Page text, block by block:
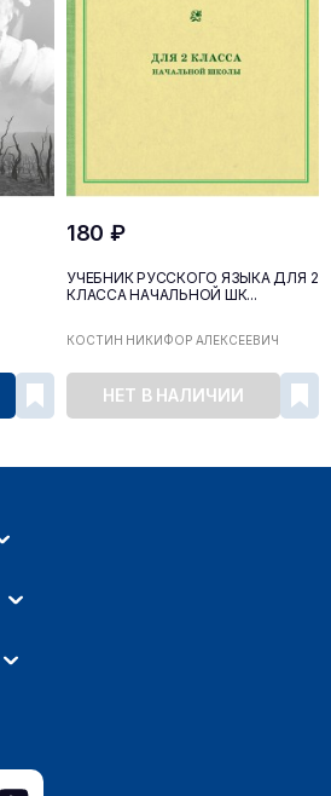
180 ₽
УЧЕБНИК РУССКОГО ЯЗЫКА ДЛЯ 2
КЛАССА НАЧАЛЬНОЙ ШК...
КОСТИН НИКИФОР АЛЕКСЕЕВИЧ
НЕТ В НАЛИЧИИ